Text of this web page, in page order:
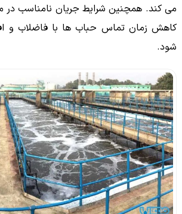
می کند. همچنین شرایط جریان نامناسب در
کاهش زمان تماس حباب ها با فاضلاب و
شود.